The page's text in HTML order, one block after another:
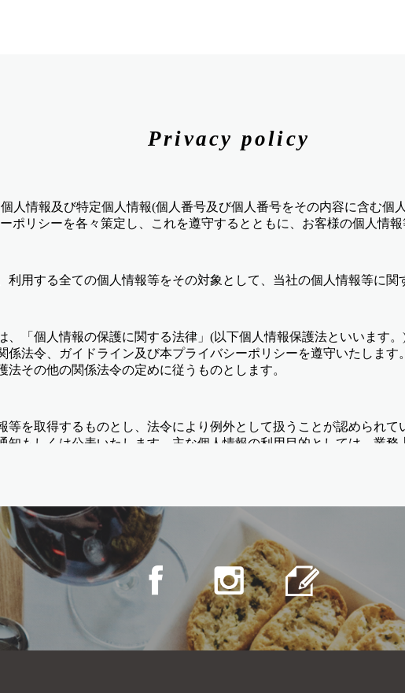
Privacy policy
人情報及び特定個人情報(個人番号及び個人番号をその内容に含む個
ポリシーを各々策定し、これを遵守するとともに、お客様の個人情
用する全ての個人情報等をその対象として、当社の個人情報等に関
、「個人情報の保護に関する法律」(以下個人情報保護法といいます
係法令、ガイドライン及び本プライバシーポリシーを遵守いたしま
その他の関係法令の定めに従うものとします。
等を取得するものとし、法令により例外として扱うことが認められ
知もしくは公表いたします。主な個人情報の利用目的としては、業
められている場合を除き、前項に定める利用目的の達成に必要な範囲
められている場合を除き、個人情報をご本人の同意なく、業務委託
き、特定個人情報を委託先以外の第三者に開示・提供することはい
ては、業務上の連絡・対応、契約関係の管理、その他製品やサービ